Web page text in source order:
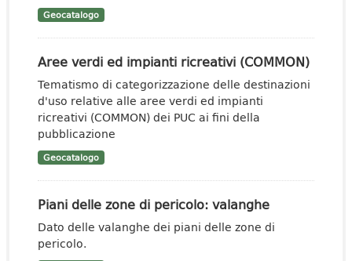
Geocatalogo
Aree verdi ed impianti ricreativi (COMMON)
Tematismo di categorizzazione delle destinazioni
d'uso relative alle aree verdi ed impianti
ricreativi (COMMON) dei PUC ai fini della
pubblicazione
Geocatalogo
Piani delle zone di pericolo: valanghe
Dato delle valanghe dei piani delle zone di
pericolo.